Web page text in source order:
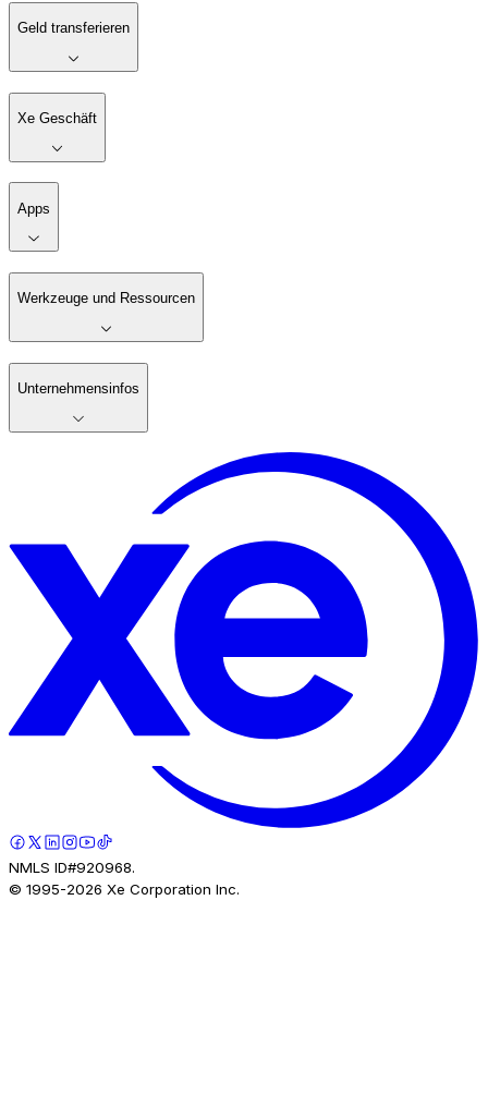
Geld transferieren
Xe Geschäft
Apps
Werkzeuge und Ressourcen
Unternehmensinfos
NMLS ID#920968.
© 1995-2026 Xe Corporation Inc.